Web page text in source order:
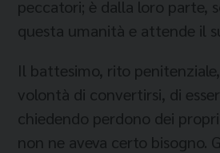
peccatori; è dalla loro parte,
questa umanità e attende il
Il battesimo, rito
volontà di convertirsi, di
chiedendo perdono dei
non ne aveva certo bisogno.